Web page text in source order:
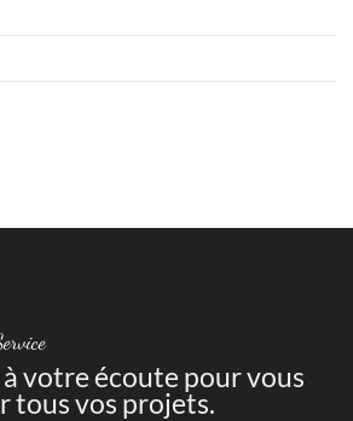
votre écoute pour vous
tous vos projets.